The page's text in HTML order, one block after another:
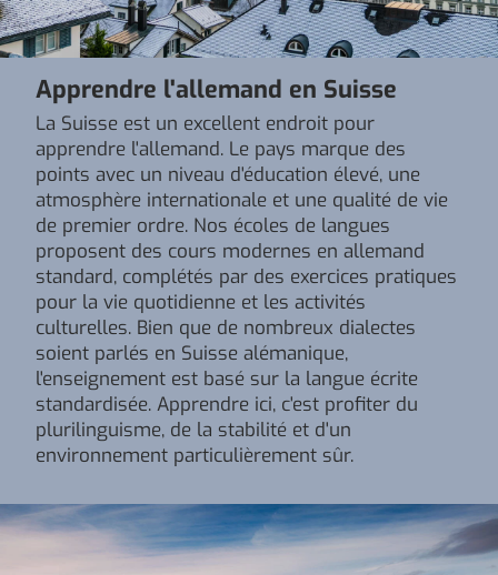
Apprendre l'allemand en Suisse
La Suisse est un excellent endroit pour
apprendre l'allemand. Le pays marque des
points avec un niveau d'éducation élevé, une
atmosphère internationale et une qualité de vie
de premier ordre. Nos écoles de langues
proposent des cours modernes en allemand
standard, complétés par des exercices pratiques
pour la vie quotidienne et les activités
culturelles. Bien que de nombreux dialectes
soient parlés en Suisse alémanique,
l'enseignement est basé sur la langue écrite
standardisée. Apprendre ici, c'est profiter du
plurilinguisme, de la stabilité et d'un
environnement particulièrement sûr.